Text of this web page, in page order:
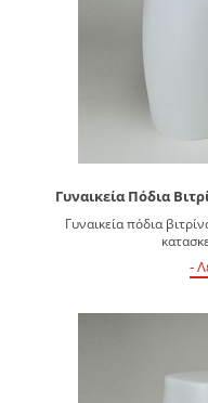
Γυναικεία Πόδια
Γυναικεία πόδια
-